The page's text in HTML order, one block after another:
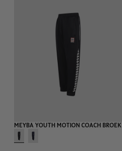
MEYBA YOUTH MOTION COACH BROEK